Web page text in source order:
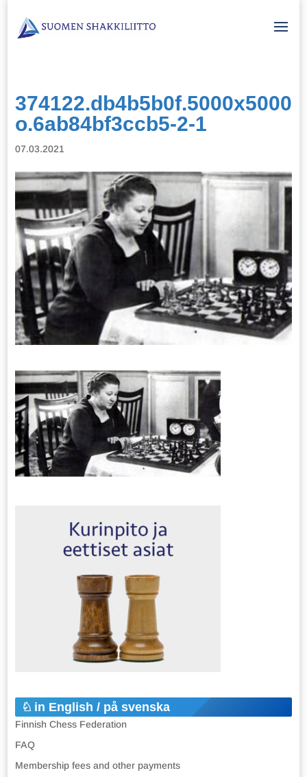
374122.db4b5b0f.5000x5000
o.6ab84bf3ccb5-2-1
07.03.2021
in English / på svenska
Finnish Chess Federation
FAQ
Membership fees and other payments